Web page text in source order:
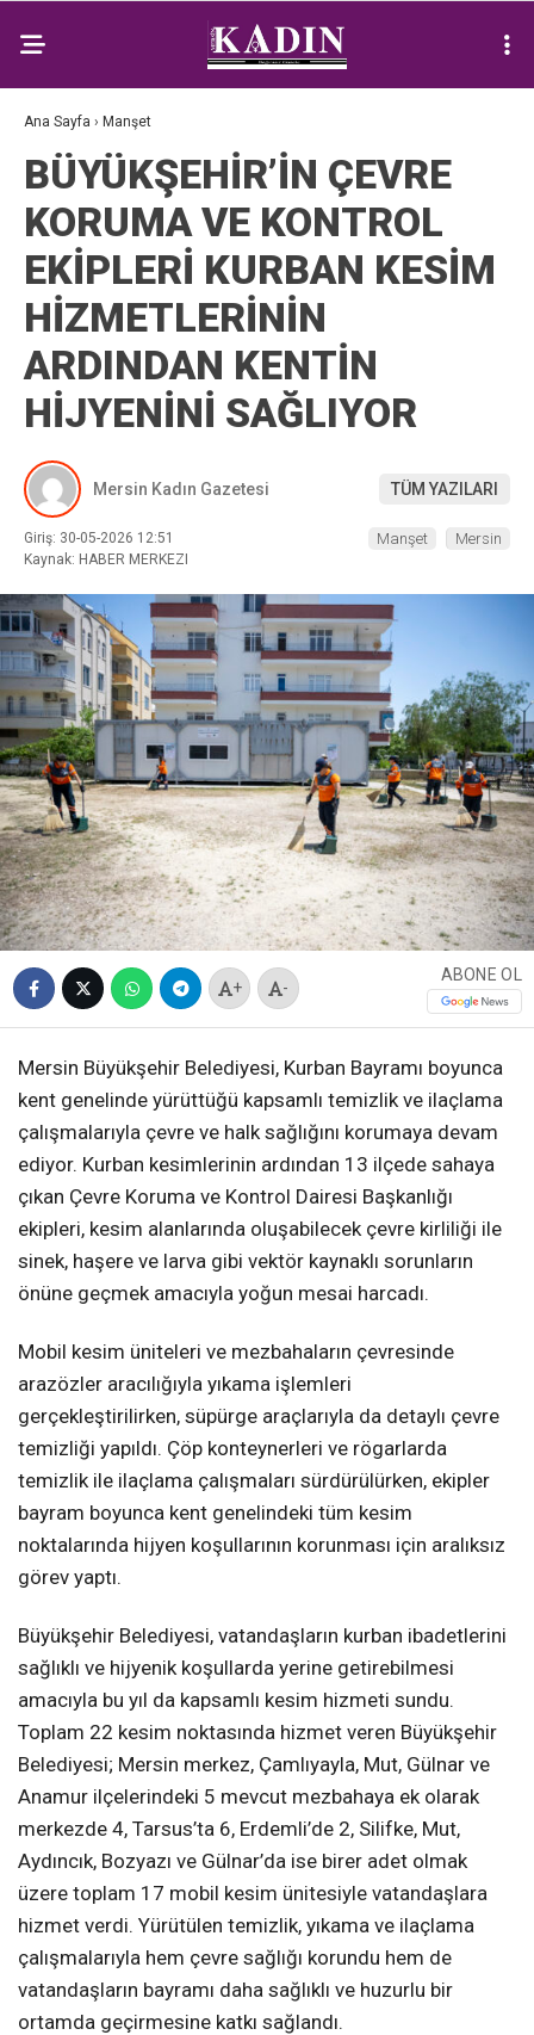
Ana Sayfa › Manşet
BÜYÜKŞEHİR’İN ÇEVRE
KORUMA VE KONTROL
EKİPLERİ KURBAN KESİM
HİZMETLERİNİN
ARDINDAN KENTİN
HİJYENİNİ SAĞLIYOR
Mersin Kadın Gazetesi TÜM YAZILARI
Giriş: 30-05-2026 12:51
Kaynak: HABER MERKEZI
Manşet Mersin
+ -
ABONE OL
Mersin Büyükşehir Belediyesi, Kurban Bayramı boyunca
kent genelinde yürüttüğü kapsamlı temizlik ve ilaçlama
çalışmalarıyla çevre ve halk sağlığını korumaya devam
ediyor. Kurban kesimlerinin ardından 13 ilçede sahaya
çıkan Çevre Koruma ve Kontrol Dairesi Başkanlığı
ekipleri, kesim alanlarında oluşabilecek çevre kirliliği ile
sinek, haşere ve larva gibi vektör kaynaklı sorunların
önüne geçmek amacıyla yoğun mesai harcadı.
Mobil kesim üniteleri ve mezbahaların çevresinde
arazözler aracılığıyla yıkama işlemleri
gerçekleştirilirken, süpürge araçlarıyla da detaylı çevre
temizliği yapıldı. Çöp konteynerleri ve rögarlarda
temizlik ile ilaçlama çalışmaları sürdürülürken, ekipler
bayram boyunca kent genelindeki tüm kesim
noktalarında hijyen koşullarının korunması için aralıksız
görev yaptı.
Büyükşehir Belediyesi, vatandaşların kurban ibadetlerini
sağlıklı ve hijyenik koşullarda yerine getirebilmesi
amacıyla bu yıl da kapsamlı kesim hizmeti sundu.
Toplam 22 kesim noktasında hizmet veren Büyükşehir
Belediyesi; Mersin merkez, Çamlıyayla, Mut, Gülnar ve
Anamur ilçelerindeki 5 mevcut mezbahaya ek olarak
merkezde 4, Tarsus’ta 6, Erdemli’de 2, Silifke, Mut,
Aydıncık, Bozyazı ve Gülnar’da ise birer adet olmak
üzere toplam 17 mobil kesim ünitesiyle vatandaşlara
hizmet verdi. Yürütülen temizlik, yıkama ve ilaçlama
çalışmalarıyla hem çevre sağlığı korundu hem de
vatandaşların bayramı daha sağlıklı ve huzurlu bir
ortamda geçirmesine katkı sağlandı.